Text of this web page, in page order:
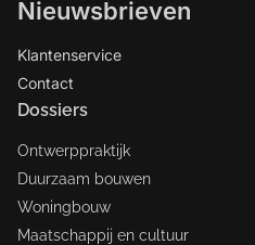
Nieuwsbrieven
Klantenservice
Contact
Dossiers
Ontwerppraktijk
Duurzaam bouwen
Woningbouw
Maatschappij en cultuur